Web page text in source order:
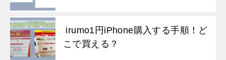
irumo1円iPhone購入する手順！ど
こで買える？